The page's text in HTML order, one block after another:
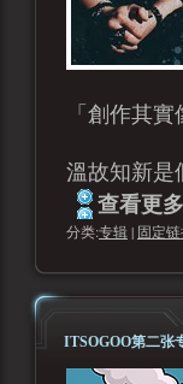
「創作其
溫故知新是
查看更
分类:专辑| 固定
ITSOGOO第二张